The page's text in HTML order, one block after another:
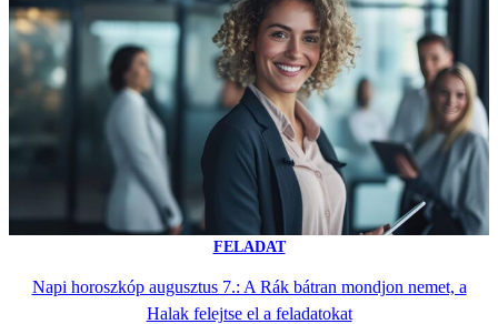
FELADAT
Napi horoszkóp augusztus 7.: A Rák bátran mondjon nemet, a
Halak felejtse el a feladatokat